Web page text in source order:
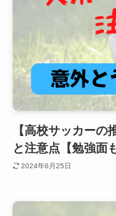
【高校サッカー
と注意点【勉強面
2024年6月25日